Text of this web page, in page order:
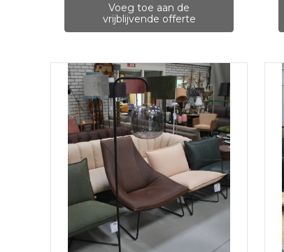
Voeg toe aan de
vrijblijvende offerte